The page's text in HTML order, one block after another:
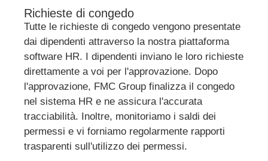
Richieste di congedo
Tutte le richieste di congedo vengono presentate
dai dipendenti attraverso la nostra piattaforma
software HR. I dipendenti inviano le loro richieste
direttamente a voi per l'approvazione. Dopo
l'approvazione, FMC Group finalizza il congedo
nel sistema HR e ne assicura l'accurata
tracciabilità. Inoltre, monitoriamo i saldi dei
permessi e vi forniamo regolarmente rapporti
trasparenti sull'utilizzo dei permessi.